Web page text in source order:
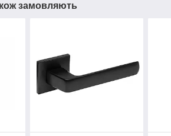
замовляють